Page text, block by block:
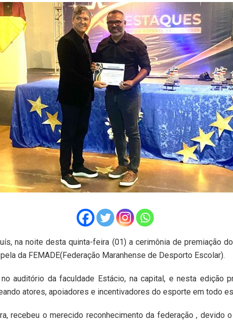
na noite desta quinta-feira (01) a cerimônia de premiação
da FEMADE(Federação Maranhense de Desporto Escolar).
auditório da faculdade Estácio, na capital, e nesta edição
atores, apoiadores e incentivadores do esporte em todo
recebeu o merecido reconhecimento da federação , devido